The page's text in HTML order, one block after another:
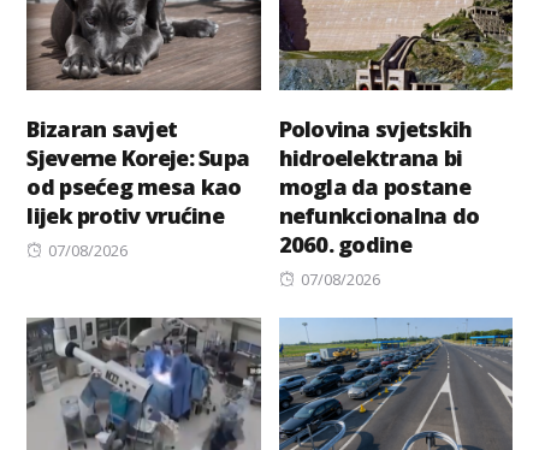
Bizaran savjet
Sjeverne Koreje: Supa
od psećeg mesa kao
lijek protiv vrućine
Posted
07/08/2026
Polovina svjetskih
hidroelektrana bi
mogla da postane
nefunkcionalna do
2060. godine
Posted
07/08/2026